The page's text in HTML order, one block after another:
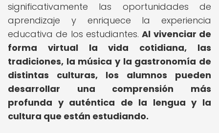
significativamente las oportunidades de
aprendizaje y enriquece la experiencia
educativa de los estudiantes.Al vivenciar de
forma virtual la vida cotidiana, las
tradiciones, la música y la gastronomía de
distintas culturas, los alumnos pueden
desarrollar una comprensión más
profunda y auténtica de la lengua y la
cultura que están estudiando.